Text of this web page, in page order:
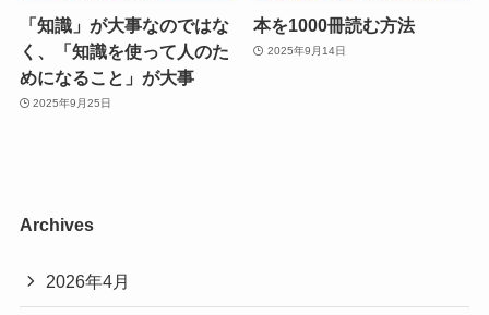
「知識」が大事なのではな
く、「知識を使って人のた
めになること」が大事
2025年9月25日
本を1000冊読む方法
2025年9月14日
Archives
2026年4月